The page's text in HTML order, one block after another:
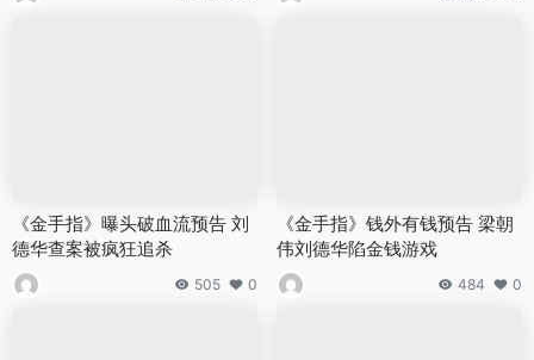
《金手指》曝头破血流预告 刘
德华查案被疯狂追杀
505 0
《金手指》钱外有钱预告 梁朝
伟刘德华陷金钱游戏
484 0